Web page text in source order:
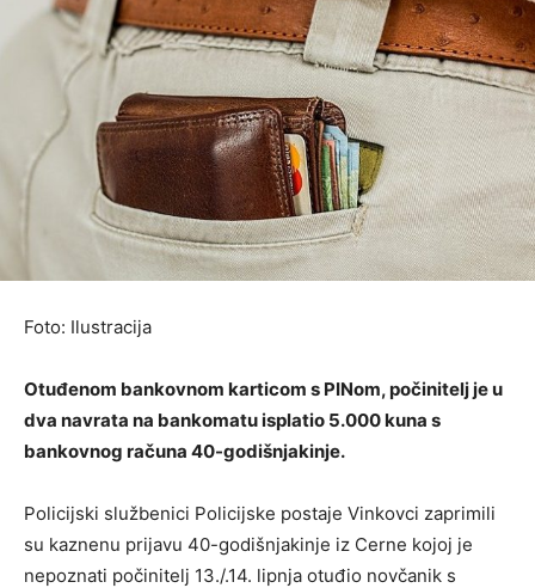
Foto: Ilustracija
Otuđenom bankovnom karticom s PINom, počinitelj je u
dva navrata na bankomatu isplatio 5.000 kuna s
bankovnog računa 40-godišnjakinje.
Policijski službenici Policijske postaje Vinkovci zaprimili
su kaznenu prijavu 40-godišnjakinje iz Cerne kojoj je
nepoznati počinitelj 13./.14. lipnja otuđio novčanik s